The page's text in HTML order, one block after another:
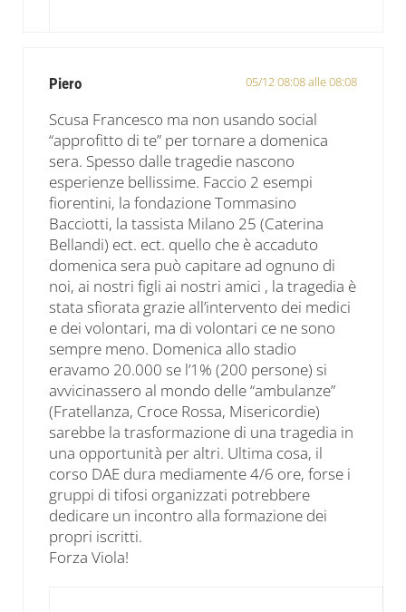
Piero 05/12 08:08 alle 08:08
Scusa Francesco ma non usando social
“approfitto di te” per tornare a domenica
sera. Spesso dalle tragedie nascono
esperienze bellissime. Faccio 2 esempi
fiorentini, la fondazione Tommasino
Bacciotti, la tassista Milano 25 (Caterina
Bellandi) ect. ect. quello che è accaduto
domenica sera può capitare ad ognuno di
noi, ai nostri figli ai nostri amici , la tragedia è
stata sfiorata grazie all’intervento dei medici
e dei volontari, ma di volontari ce ne sono
sempre meno. Domenica allo stadio
eravamo 20.000 se l’1% (200 persone) si
avvicinassero al mondo delle “ambulanze”
(Fratellanza, Croce Rossa, Misericordie)
sarebbe la trasformazione di una tragedia in
una opportunità per altri. Ultima cosa, il
corso DAE dura mediamente 4/6 ore, forse i
gruppi di tifosi organizzati potrebbere
dedicare un incontro alla formazione dei
propri iscritti.
Forza Viola!